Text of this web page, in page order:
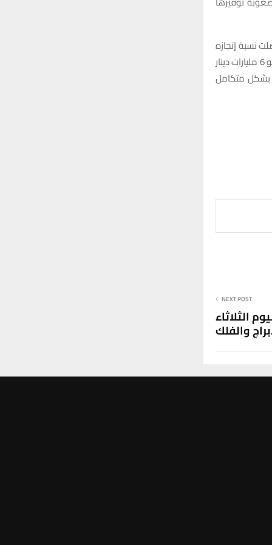
نسبة إنجازه
إلى أكثر من 75%، لكنه يواجه بعض العوائق الإدارية. وأضاف أن الحكومة المحلية خصصت نحو 6 مليارات دينار
بشكل متكامل
NEXT POST
الثلاثاء
والفلك